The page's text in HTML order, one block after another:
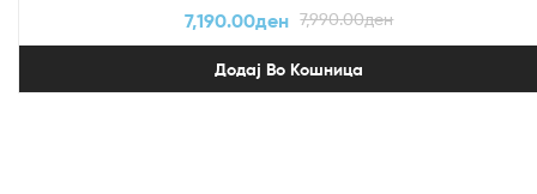
7,990.00ден
7,190.00ден
Додај Во Кошница